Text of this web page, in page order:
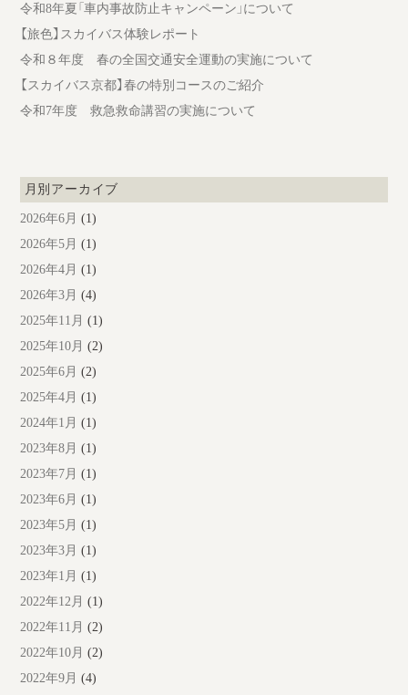
令和8年夏「車内事故防止キャンペーン」について
【旅色】スカイバス体験レポート
令和８年度 春の全国交通安全運動の実施について
【スカイバス京都】春の特別コースのご紹介
令和7年度 救急救命講習の実施について
月別アーカイブ
2026年6月 (1)
2026年5月 (1)
2026年4月 (1)
2026年3月 (4)
2025年11月 (1)
2025年10月 (2)
2025年6月 (2)
2025年4月 (1)
2024年1月 (1)
2023年8月 (1)
2023年7月 (1)
2023年6月 (1)
2023年5月 (1)
2023年3月 (1)
2023年1月 (1)
2022年12月 (1)
2022年11月 (2)
2022年10月 (2)
2022年9月 (4)